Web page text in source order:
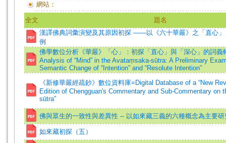
網站：
全文
題名
漢譯佛典詞彙演變及其原因初探 ——以《六十華嚴》之「直心」
例
佛學數位分析《華嚴》「心」：初探「直心」與「深心」的詞義
Analysis of “Mind” in the Avataṃsaka-sūtra: A Preliminary
Semantic Change of “Intention” and “Resolute Intention”
《新修華嚴經疏鈔》數位資料庫=Digital Database of a “New
Edition of Chengguan's Commentary and Sub-Commentary on
sūtra”
佛與眾生的一致性與差異性 -- 以如來藏三義的六種概念為主要研
如來藏初探（五）